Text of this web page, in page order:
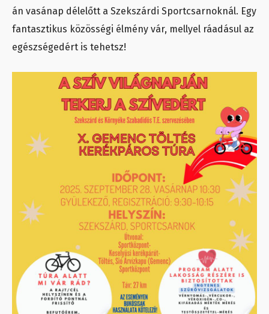
án vasánap délelőtt a Szekszárdi Sportcsarnoknál. Egy
fantasztikus közösségi élmény vár, mellyel ráadásul az
egészségedért is tehetsz!